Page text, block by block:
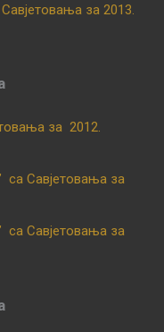
за 2013.
за 2012.
са Савјетовања за
са Савјетовања за